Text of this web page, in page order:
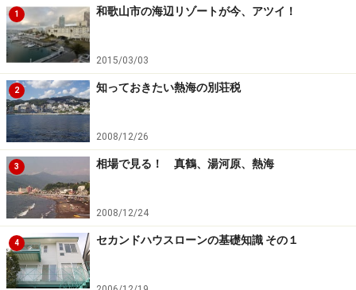
1 和歌山市の海辺リゾートが今、アツイ！
2015/03/03
2 知っておきたい熱海の別荘税
2008/12/26
3 相場で見る！ 真鶴、湯河原、熱海
2008/12/24
4 セカンドハウスローンの基礎知識 その１